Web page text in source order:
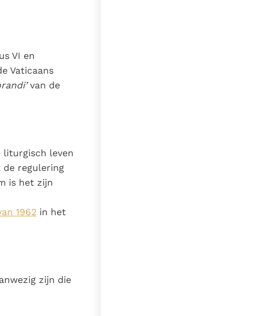
VI en
Vaticaans
van de
liturgisch leven
regulering
is het zijn
1962in het
zijn die